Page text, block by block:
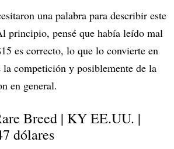
una palabra para describir este
principio, pensé que había leído mal
es correcto, lo que lo convierte en
competición y posiblemente de la
en general.
Breed | KY EE.UU. |
dólares